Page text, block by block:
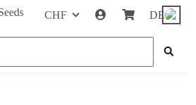
CHF DE